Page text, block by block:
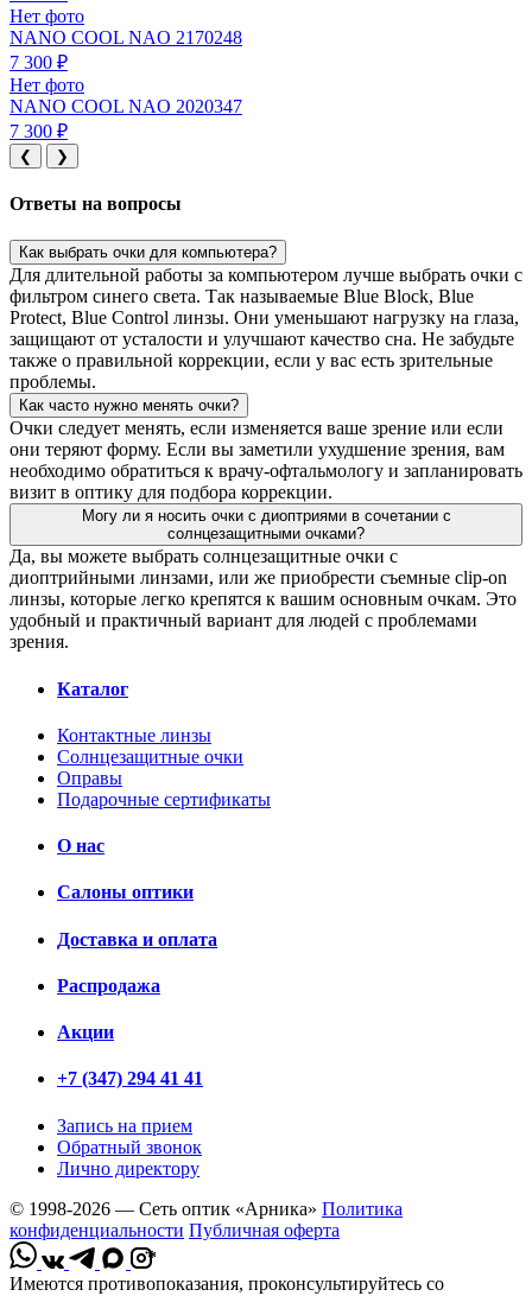
Нет фото
NANO COOL NAO 2170248
7 300 ₽
Нет фото
NANO COOL NAO 2020347
7 300 ₽
❮ ❯
Ответы на вопросы
Как выбрать очки для компьютера?
Для длительной работы за компьютером лучше выбрать очки с
фильтром синего света. Так называемые Blue Block, Blue
Protect, Blue Control линзы. Они уменьшают нагрузку на глаза,
защищают от усталости и улучшают качество сна. Не забудьте
также о правильной коррекции, если у вас есть зрительные
проблемы.
Как часто нужно менять очки?
Очки следует менять, если изменяется ваше зрение или если
они теряют форму. Если вы заметили ухудшение зрения, вам
необходимо обратиться к врачу-офтальмологу и запланировать
визит в оптику для подбора коррекции.
Могу ли я носить очки с диоптриями в сочетании с
солнцезащитными очками?
Да, вы можете выбрать солнцезащитные очки с
диоптрийными линзами, или же приобрести съемные clip-on
линзы, которые легко крепятся к вашим основным очкам. Это
удобный и практичный вариант для людей с проблемами
зрения.
Каталог
Контактные линзы
Солнцезащитные очки
Оправы
Подарочные сертификаты
О нас
Салоны оптики
Доставка и оплата
Распродажа
Акции
+7 (347) 294 41 41
Запись на прием
Обратный звонок
Лично директору
© 1998-2026 — Сеть оптик «Арника» Политика
конфиденциальности Публичная оферта
*
Имеются противопоказания, проконсультируйтесь со